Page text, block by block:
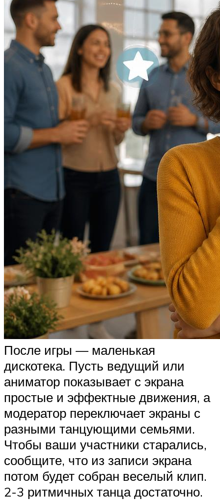
После игры — маленькая
дискотека. Пусть ведущий или
аниматор показывает с экрана
простые и эффектные движения, а
модератор переключает экраны с
разными танцующими семьями.
Чтобы ваши участники старались,
сообщите, что из записи экрана
потом будет собран веселый клип.
2-3 ритмичных танца достаточно.